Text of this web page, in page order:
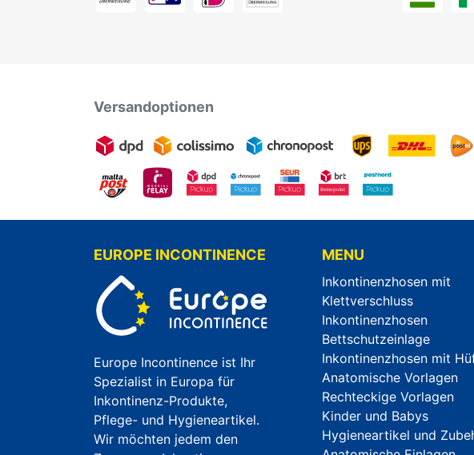
Versandoptionen
EUROPE INCONTINENCE
Europe Incontinence ist Ihr
Spezialist in Europa für
Inkontinenz-Produkte,
Pflege- und Hygieneartikel.
Wir möchten jedem den
MENU
Inkontinenzhosen mit
Klettverschluss
Inkontinenzhosen
Bettschutzeinlage
Inkontinenzhosen mit
Anatomische Vorlagen
Rechteckige Vorlagen
Kinder und Babys
Hygieneartikel und